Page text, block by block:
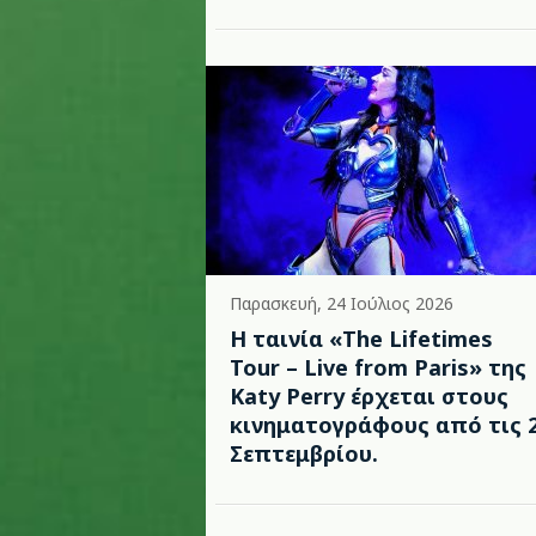
Παρασκευή, 24 Ιούλιος 2026
Η ταινία «The Lifetimes
Tour – Live from Paris» της
Katy Perry έρχεται στους
κινηματογράφους από τις
Σεπτεμβρίου.